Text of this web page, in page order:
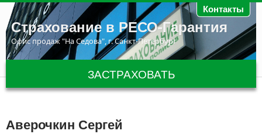
Перейти к основному содержанию Контакты
Страхование в РЕСО-Гарантия
Офис продаж "На Седова", г. Санкт-Петербург
ЗАСТРАХОВАТЬ
Аверочкин Сергей